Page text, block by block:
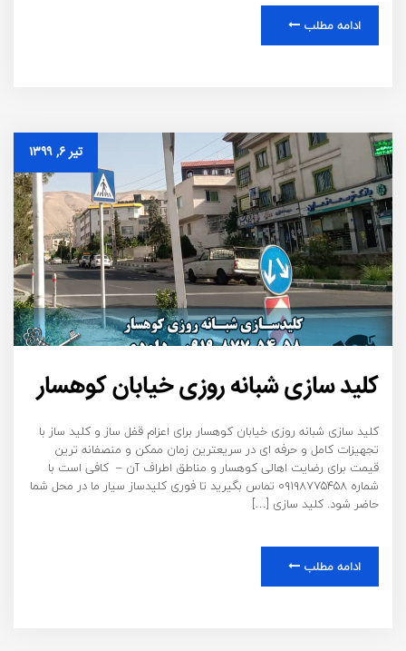
ادامه مطلب
تیر ۶, ۱۳۹۹
کلید سازی شبانه روزی خیابان کوهسار
کلید سازی شبانه روزی خیابان کوهسار برای اعزام قفل ساز و کلید ساز با
تجهیزات کامل و حرفه ای در سریعترین زمان ممکن و منصفانه ترین
قیمت برای رضایت اهالی کوهسار و مناطق اطراف آن – کافی است با
شماره ۰۹۱۹۸۷۷۵۴۵۸ تماس بگیرید تا فوری کلیدساز سیار ما در محل شما
حاضر شود. کلید سازی […]
ادامه مطلب